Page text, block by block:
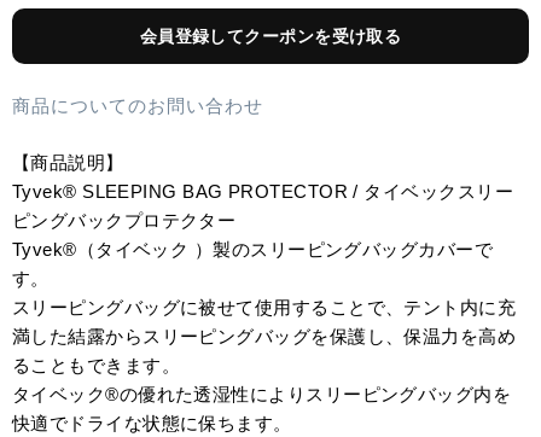
会員登録してクーポンを受け取る
商品についてのお問い合わせ
【商品説明】
Tyvek®︎ SLEEPING BAG PROTECTOR / タイベックスリー
ピングバックプロテクター
Tyvek®︎（タイベック ）製のスリーピングバッグカバーで
す。
スリーピングバッグに被せて使用することで、テント内に充
満した結露からスリーピングバッグを保護し、保温力を高め
ることもできます。
タイベック®︎の優れた透湿性によりスリーピングバッグ内を
快適でドライな状態に保ちます。